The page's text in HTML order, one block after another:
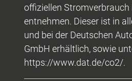
offiziellen Stromverbrauch
entnehmen. Dieser ist in
und bei der Deutschen
GmbH erhältlich, sowie
https://www.dat.de/co2/.